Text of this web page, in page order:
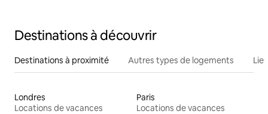
Destinations à découvrir
Destinations à proximité Autres types de logements
Londres
Locations de vacances
Paris
Locations de vacances